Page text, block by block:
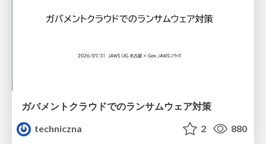
ガバメントクラウドでのランサムウェア対策
techniczna
2 880